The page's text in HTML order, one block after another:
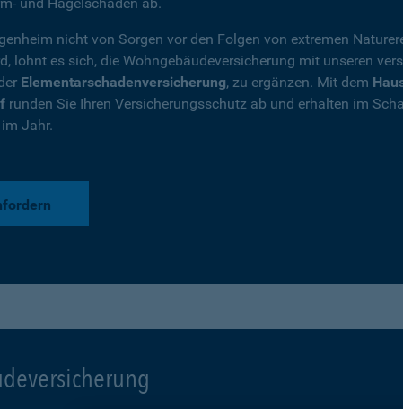
nicht von Sorgen vor den Folgen von extremen
lohnt es sich, die Wohngebäudeversicherung mit unseren
Elementarschadenversicherung, zu ergänzen. Mit dem
runden Sie Ihren Versicherungsschutz ab und erhalten im
Jahr.